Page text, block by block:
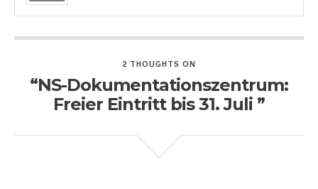
2 THOUGHTS ON
“NS-Dokumentationszentrum:
Freier Eintritt bis 31. Juli ”